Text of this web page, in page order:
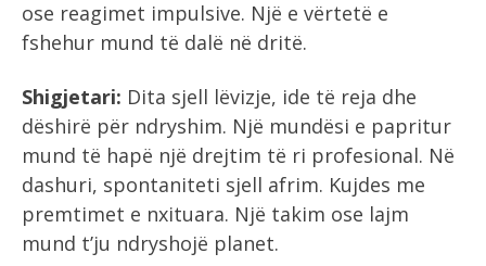
ose reagimet impulsive. Një e vërtetë e
fshehur mund të dalë në dritë.
Shigjetari: Dita sjell lëvizje, ide të reja dhe
dëshirë për ndryshim. Një mundësi e papritur
mund të hapë një drejtim të ri profesional. Në
dashuri, spontaniteti sjell afrim. Kujdes me
premtimet e nxituara. Një takim ose lajm
mund t’ju ndryshojë planet.